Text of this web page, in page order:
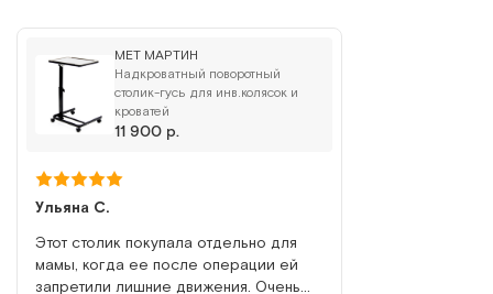
СН.01.00
Стол надкроватный (пластиковая столешница)
Под заказАрт.346
Сравнить
MET МАРТИН
Надкроватный поворотный
столик-гусь для инв.колясок и
кроватей
11 900 р.
Ульяна С.
Этот столик покупала отдельно для
мамы, когда ее после операции ей
запретили лишние движения. Очень